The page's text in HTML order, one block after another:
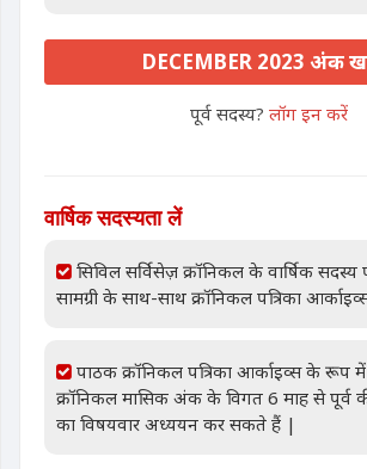
DECEMBER 2023 अंक
पूर्व सदस्य? लॉग इन करें
वार्षिक सदस्यता लें
सिविल सर्विसेज़ क्रॉनिकल के वार्षिक सदस्य
सामग्री के साथ-साथ क्रॉनिकल पत्रिका
पाठक क्रॉनिकल पत्रिका आर्काइव्स के रूप
क्रॉनिकल मासिक अंक के विगत 6 माह से पूर्व की
का विषयवार अध्ययन कर सकते हैं |